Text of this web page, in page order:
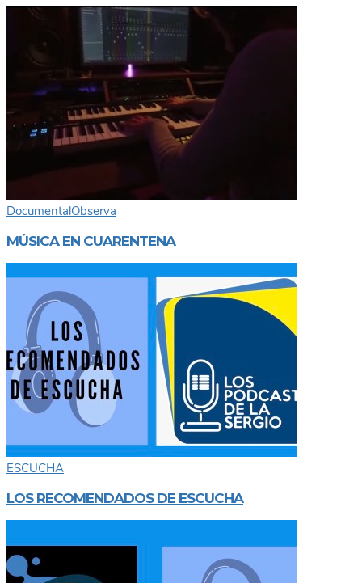
DocumentalObserva
MÚSICA EN CUARENTENA
ESCUCHA
LOS RECOMENDADOS DE ESCUCHA